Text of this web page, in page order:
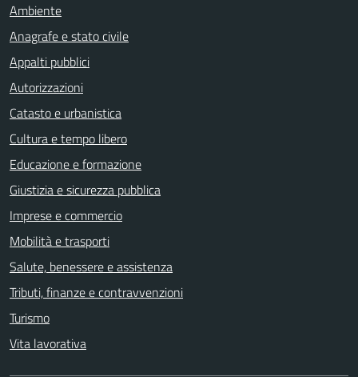
Ambiente
Anagrafe e stato civile
Appalti pubblici
Autorizzazioni
Catasto e urbanistica
Cultura e tempo libero
Educazione e formazione
Giustizia e sicurezza pubblica
Imprese e commercio
Mobilità e trasporti
Salute, benessere e assistenza
Tributi, finanze e contravvenzioni
Turismo
Vita lavorativa